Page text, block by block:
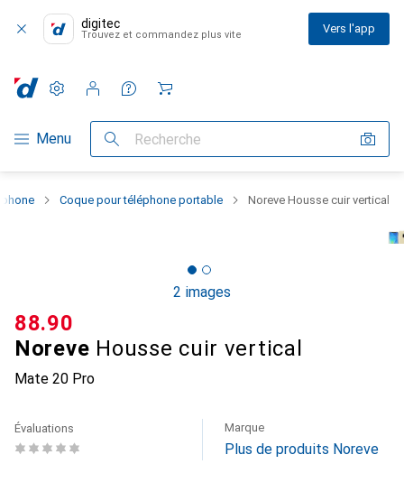
digitec
Trouvez et commandez plus vite Vers l'app
Navigation par catégorie
Menu Recherche
Paramètres
Compte client
Listes de comparaison
Listes d'envies
Panier
Coque pour téléphone portable Noreve Housse cuir vertical
2 images
Noreve Housse cuir vertical
Mate 20 Pro
CHF
88.90
Évaluations Marque
Plus de produits Noreve